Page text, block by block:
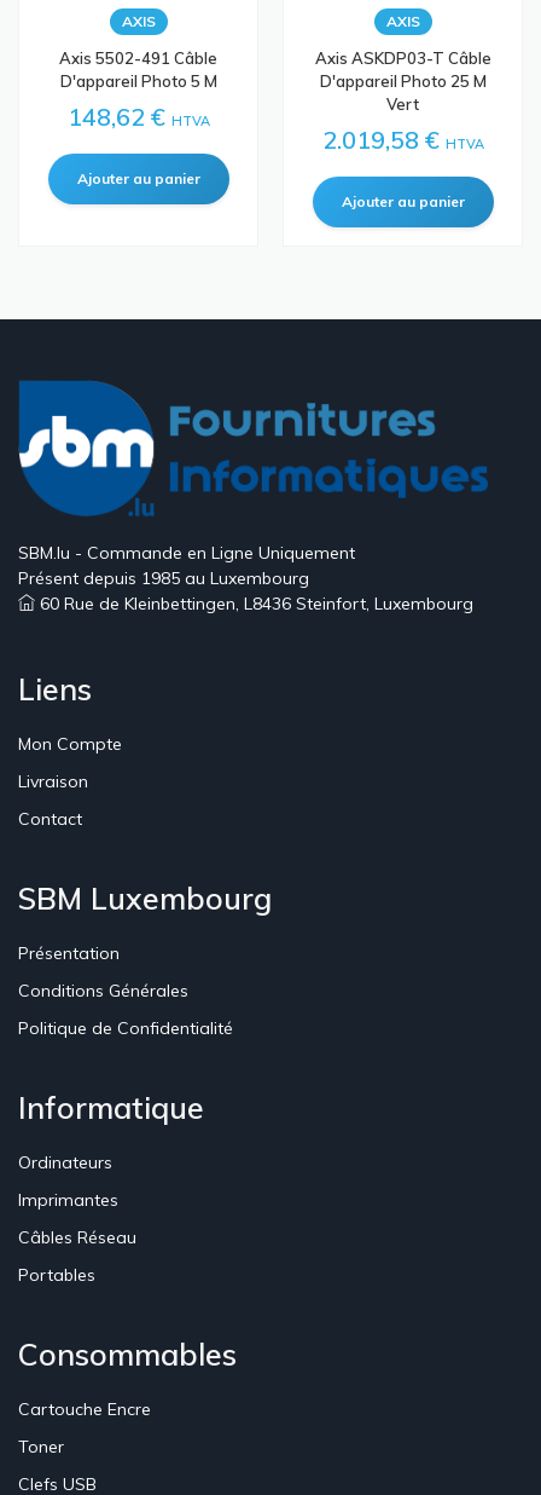
AXIS
Axis 5502-491 Câble
D'appareil Photo 5 M
148,62 € HTVA
AXIS
Axis ASKDP03-T Câble
D'appareil Photo 25 M
Vert
2.019,58 € HTVA
SBM.lu - Commande en Ligne Uniquement
Présent depuis 1985 au Luxembourg
60 Rue de Kleinbettingen, L8436 Steinfort, Luxembourg
Liens
Mon Compte
Livraison
Contact
SBM Luxembourg
Présentation
Conditions Générales
Politique de Confidentialité
Informatique
Ordinateurs
Imprimantes
Câbles Réseau
Portables
Consommables
Cartouche Encre
Toner
Clefs USB